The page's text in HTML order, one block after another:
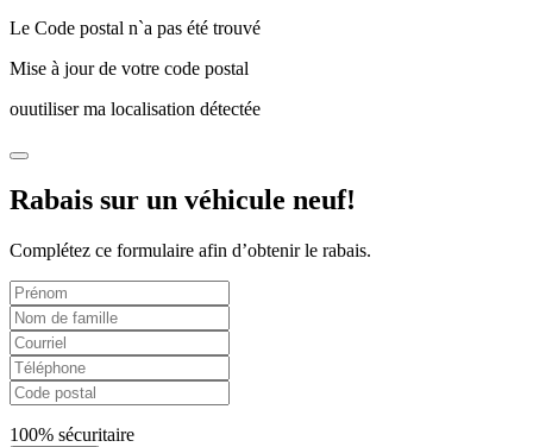
Le Code postal n`a pas été trouvé
Mise à jour de votre code postal
ouutiliser ma localisation détectée
Rabais sur un véhicule neuf!
Complétez ce formulaire afin d’obtenir le rabais.
100% sécuritaire